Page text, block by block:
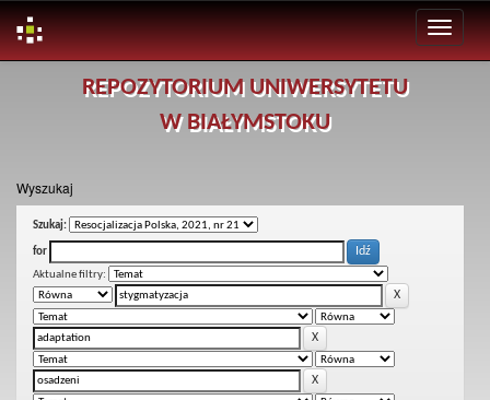
REPOZYTORIUM UNIWERSYTETU
W BIAŁYMSTOKU
Wyszukaj
Szukaj:
for
Aktualne filtry: